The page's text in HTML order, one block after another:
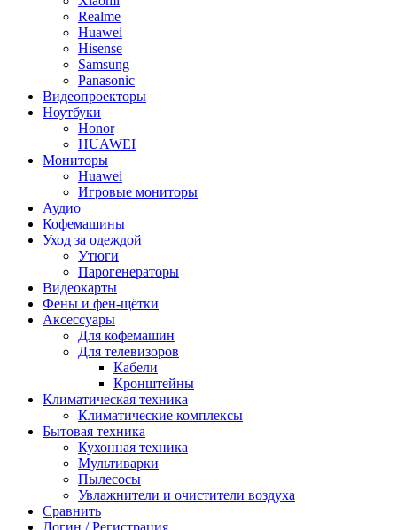
Realme
Huawei
Hisense
Samsung
Panasonic
Видеопроекторы
Ноутбуки
Honor
HUAWEI
Мониторы
Huawei
Игровые мониторы
Аудио
Кофемашины
Уход за одеждой
Утюги
Парогенераторы
Видеокарты
Фены и фен-щётки
Аксессуары
Для кофемашин
Для телевизоров
Кабели
Кронштейны
Климатическая техника
Климатические комплексы
Бытовая техника
Кухонная техника
Мультиварки
Пылесосы
Увлажнители и очистители воздуха
Сравнить
Логин / Регистрация